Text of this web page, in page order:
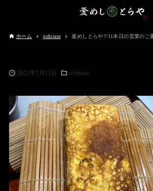
ホーム oshirase 釜めしとらや7/11本日の営業のご
2021年7月11日 oshirase